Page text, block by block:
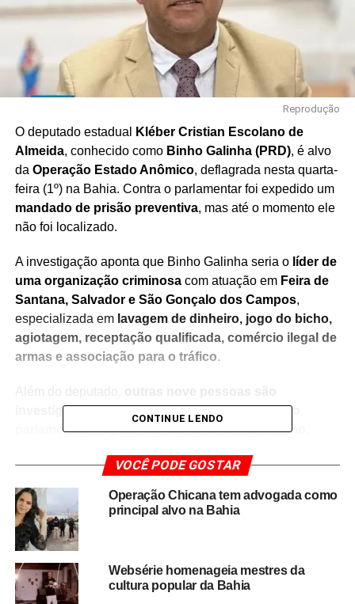
Reprodução
O deputado estadual
Kléber Cristian Escolano de
Almeida, conhecido como Binho Galinha (PRD), é alvo
da Operação Estado Anômico, deflagrada nesta quarta-
feira (1º) na Bahia. Contra o parlamentar foi expedido um
mandado de prisão preventiva, mas até o momento ele
não foi localizado.
A investigação aponta que Binho Galinha seria o líder de
uma organização criminosacom atuação em Feira de
Santana, Salvador e São Gonçalo dos Campos,
especializada em lavagem de dinheiro, jogo do bicho,
agiotagem, receptação qualificada, comércio ilegal de
armas e associação para o tráfico.
investigadas. Entre os detidos estão aesposa do
parlamentar, Mayana Cerqueira da Silva, e ofilho,
haviam sido presos em 2023 e soltos em abril de 2024.
Segundo o Ministério Público da Bahia (MP-BA),
mesmo sob medidas cautelares, o deputado continuava
liderando o esquema criminoso, utilizando
A Justiça determinou obloqueio de até R$ 9 milhões
CONTINUE LENDO
VOCÊ PODE GOSTAR
Operação Chicana tem advogada como
principal alvo na Bahia
Websérie homenageia mestres da
cultura popular da Bahia